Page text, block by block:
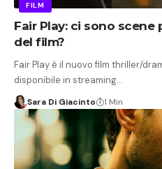
FILM
Fair Play: ci sono
del film?
Fair Play è il nuovo film thriller/
disponibile in streaming…
Sara Di Giacinto 1 Min